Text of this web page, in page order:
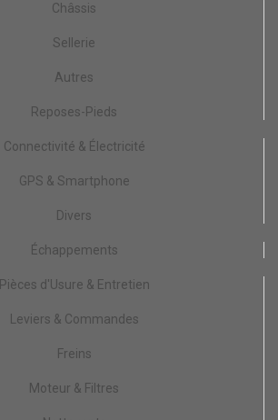
Châssis
Sellerie
Autres
Reposes-Pieds
Connectivité & Électricité
GPS & Smartphone
Divers
Échappements
Pièces d'Usure & Entretien
Leviers & Commandes
Freins
Moteur & Filtres